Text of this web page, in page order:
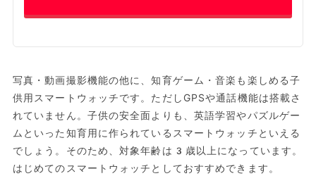
写真・動画撮影機能の他に、知育ゲーム・音楽も楽しめる子
供用スマートウォッチです。ただしGPSや通話機能は搭載さ
れていません。子供の安全面よりも、英語学習やパズルゲー
ムといった知育用に作られているスマートウォッチといえる
でしょう。そのため、対象年齢は3歳以上になっています。
はじめてのスマートウォッチとしておすすめできます。